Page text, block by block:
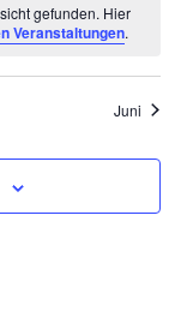
gefunden. Hier
Veranstaltungen.
Juni